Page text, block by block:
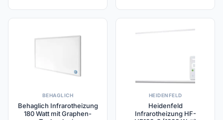
BEHAGLICH
Behaglich Infrarotheizung
180 Watt mit Graphen-
HEIDENFELD
Heidenfeld
Infrarotheizung HF-